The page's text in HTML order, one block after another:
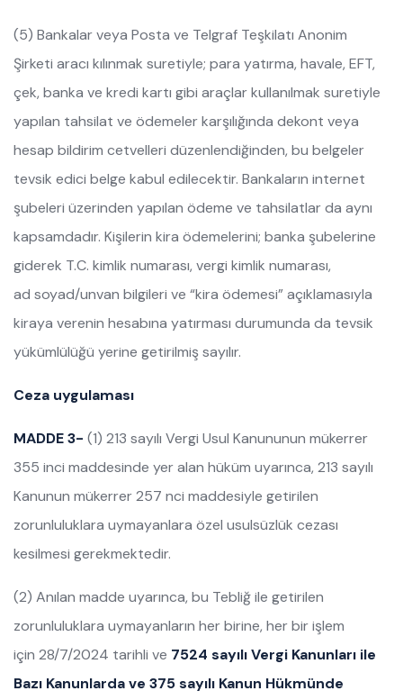
(5) Bankalar veya Posta ve Telgraf Teşkilatı Anonim
Şirketi aracı kılınmak suretiyle; para yatırma, havale, EFT,
çek, banka ve kredi kartı gibi araçlar kullanılmak suretiyle
yapılan tahsilat ve ödemeler karşılığında dekont veya
hesap bildirim cetvelleri düzenlendiğinden, bu belgeler
tevsik edici belge kabul edilecektir. Bankaların internet
şubeleri üzerinden yapılan ödeme ve tahsilatlar da aynı
kapsamdadır. Kişilerin kira ödemelerini; banka şubelerine
giderek T.C. kimlik numarası, vergi kimlik numarası,
ad soyad/unvan bilgileri ve “kira ödemesi” açıklamasıyla
kiraya verenin hesabına yatırması durumunda da tevsik
yükümlülüğü yerine getirilmiş sayılır.
Ceza uygulaması
MADDE 3- (1) 213 sayılı Vergi Usul Kanununun mükerrer
355 inci maddesinde yer alan hüküm uyarınca, 213 sayılı
Kanunun mükerrer 257 nci maddesiyle getirilen
zorunluluklara uymayanlara özel usulsüzlük cezası
kesilmesi gerekmektedir.
(2) Anılan madde uyarınca, bu Tebliğ ile getirilen
zorunluluklara uymayanların her birine, her bir işlem
için 28/7/2024 tarihli ve 7524 sayılı Vergi Kanunları ile
Bazı Kanunlarda ve 375 sayılı Kanun Hükmünde